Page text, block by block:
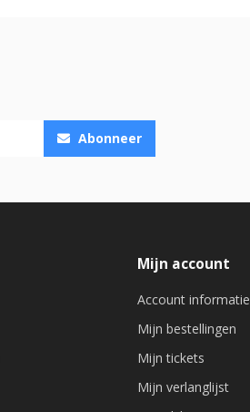
Abonneer
Mijn account
Account informatie
Mijn bestellingen
Mijn tickets
Mijn verlanglijst